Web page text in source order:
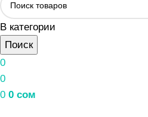
В категории
Поиск
0
0
0 0 сом